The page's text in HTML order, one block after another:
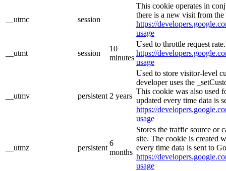
__utmc session
This cookie operates in
there is a new visit from
https://
usage
__utmt session
10
minutes
Used to throttle request
https://
usage
__utmv persistent 2 years
Used to store visitor-level
developer uses the
This cookie was also used
updated every time data is
https://
usage
__utmz persistent
6
months
Stores the traffic source or
site. The cookie is created
every time data is sent to
https://
usage